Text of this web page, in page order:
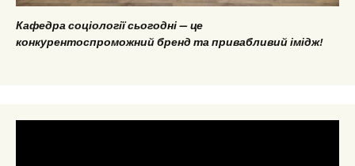
Кафедра соціології сьогодні — це
конкурентоспроможний бренд та привабливий імідж!